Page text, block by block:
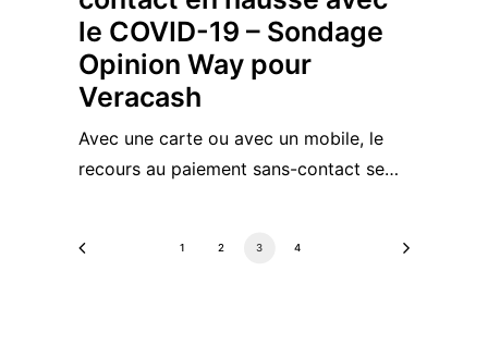
le COVID-19 – Sondage
Opinion Way pour
Veracash
Avec une carte ou avec un mobile, le
recours au paiement sans-contact se…
1 2 3 4